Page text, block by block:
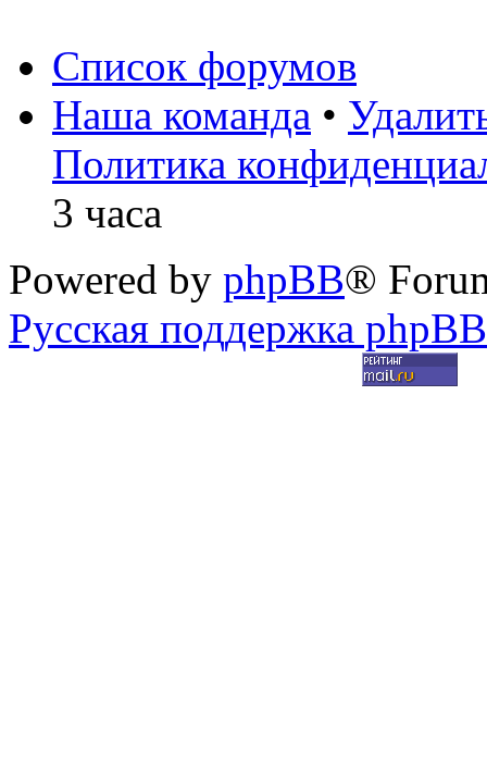
Список форумов
Наша команда •
Политика
3 часа
Powered by phpBB®
Русская поддержка phpBB